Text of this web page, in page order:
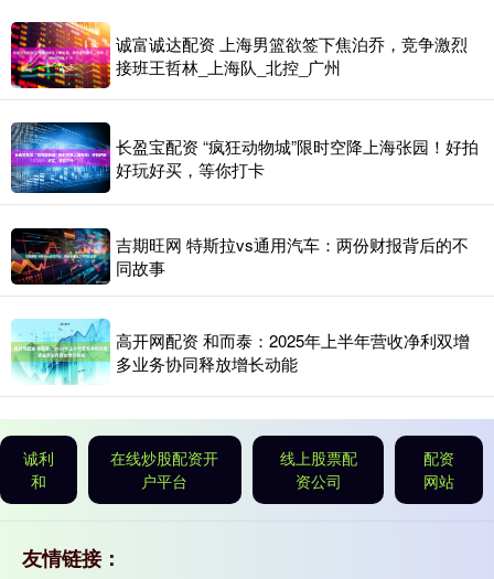
诚富诚达配资 上海男篮欲签下焦泊乔，竞争激烈
接班王哲林_上海队_北控_广州
长盈宝配资 “疯狂动物城”限时空降上海张园！好拍
好玩好买，等你打卡
吉期旺网 特斯拉vs通用汽车：两份财报背后的不
同故事
高开网配资 和而泰：2025年上半年营收净利双增
多业务协同释放增长动能
诚利
和
在线炒股配资开
户平台
线上股票配
资公司
配资
网站
友情链接：